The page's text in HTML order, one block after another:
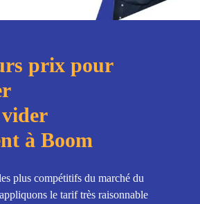
prix pour
à Boom
plus compétitifs du marché du
le tarif très raisonnable